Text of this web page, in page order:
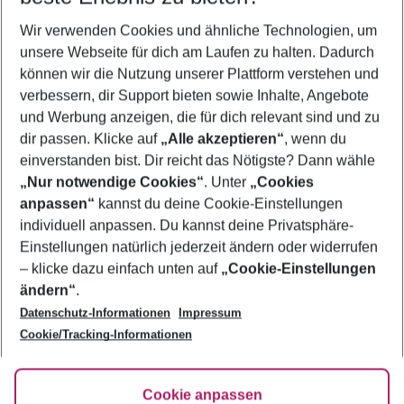
2 Erwachsene Keine Kinder
Mehr Filter anzeigen
Footer
Footer navigation
Über uns
AGB
Bestpreisgarantie
Cookie-Einstellungen ändern
Cookie-Richtlinie
Agenturbetreuung
Barrierefreies Reisen
FAQ
HanseMerkur Reiseversicherung
Folge uns
Wir verwenden Cookies und ähnliche Technologien, um
unsere Webseite für dich am Laufen zu halten. Dadurch
können wir die Nutzung unserer Plattform verstehen und
verbessern, dir Support bieten sowie Inhalte, Angebote
und Werbung anzeigen, die für dich relevant sind und zu
dir passen. Klicke auf „Alle akzeptieren“, wenn du
einverstanden bist. Dir reicht das Nötigste? Dann wähle
„Nur notwendige Cookies“. Unter „Cookies
anpassen“ kannst du deine Cookie-Einstellungen
individuell anpassen. Du kannst deine Privatsphäre-
Einstellungen natürlich jederzeit ändern oder widerrufen
– klicke dazu einfach unten auf „Cookie-Einstellungen
ändern“.
Datenschutz-Informationen
Impressum
Cookie/Tracking-Informationen
Cookie anpassen